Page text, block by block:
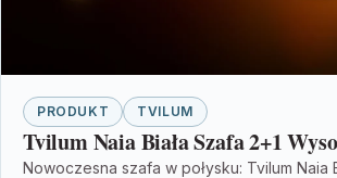
PRODUKT TVILUM
Tvilum Naia Biała Szafa 2+1
Nowoczesna szafa w połysku: Tvilum Naia